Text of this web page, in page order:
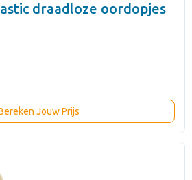
draadloze oordopjes
Jouw Prijs